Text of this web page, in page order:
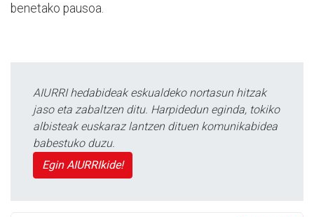
benetako pausoa.
AIURRI hedabideak eskualdeko nortasun hitzak
jaso eta zabaltzen ditu. Harpidedun eginda, tokiko
albisteak euskaraz lantzen dituen komunikabidea
babestuko duzu.
Egin AIURRIkide!